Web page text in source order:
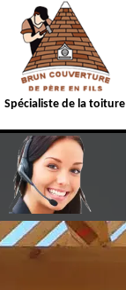
Spécialiste de la toiture